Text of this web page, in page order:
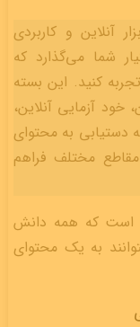
آنلاین و کاربردی
شما می‌گذارد که
کنید. این بسته
آزمایی آنلاین،
که دستیابی به محتوای
مختلف فراهم
است که همه دانش
به یک محتوای